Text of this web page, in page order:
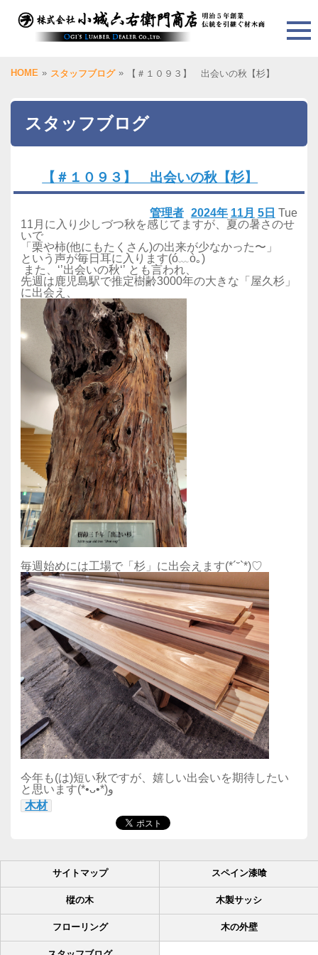
HOME » スタッフブログ » 【＃１０９３】 出会いの秋【杉】
スタッフブログ
【＃１０９３】 出会いの秋【杉】
2024年 11月 5日 Tue
管理者
11月に入り少しづつ秋を感じてますが、夏の暑さのせ
いで
「栗や柿(他にもたくさん)の出来が少なかった〜」
という声が毎日耳に入ります(ó﹏ò｡)
また、‘’出会いの秋‘’ とも言われ、
先週は鹿児島駅で推定樹齢3000年の大きな「屋久杉」
に出会え、
毎週始めには工場で「杉」に出会えます(*´˘`*)♡
今年も(は)短い秋ですが、嬉しい出会いを期待したい
と思います(*•ᴗ•*)و
木材
サイトマップ スペイン漆喰
樅の木 木製サッシ
フローリング 木の外壁